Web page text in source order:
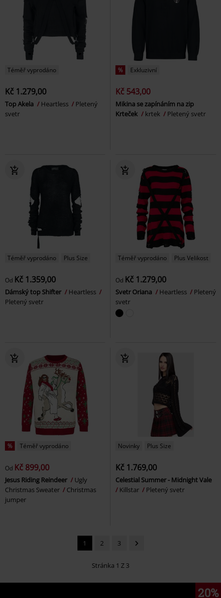
Téměř vyprodáno
Kč 1.279,00
Top Akela Heartless
Pletený
svetr
% Exkluzivní
Kč 543,00
Mikina se zapínáním na zip
Krteček
krtek Pletený svetr
Téměř vyprodáno Plus Size
Od Kč 1.359,00
Dámský top Shifter
Heartless
Pletený svetr
Téměř vyprodáno Plus Velikost
Od Kč 1.279,00
Svetr Oriana Heartless
Pletený
svetr
% Téměř vyprodáno
Od Kč 899,00
Jesus Riding Reindeer
Ugly
Christmas Sweater
Christmas
jumper
Novinky Plus Size
Kč 1.769,00
Celestial Summer - Midnight Vale
Killstar
Pletený svetr
1 2 3
Stránka 1 Z 3
20%